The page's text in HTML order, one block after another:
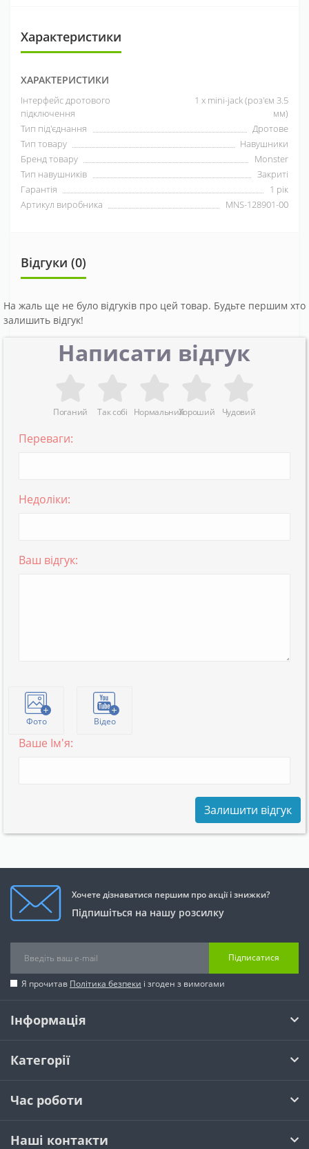
Характеристики
ХАРАКТЕРИСТИКИ
Інтерфейс дротового
підключення
1 x mini-jack (роз'єм 3.5
мм)
Тип під'єднання
Дротове
Тип товару
Навушники
Бренд товару
Monster
Тип навушників
Закриті
Гарантія
1 рік
Артикул виробника
MNS-128901-00
Відгуки (0)
На жаль ще не було відгуків про цей товар. Будьте першим хто
залишить відгук!
Написати відгук
Поганий Так собі НормальнийХороший Чудовий
Переваги:
Недоліки:
Ваш відгук:
Фото Відео
Ваше Ім'я:
Залишити відгук
Хочете дізнаватися першим про акції і знижки?
Підпишіться на нашу розсилку
Підписатися
Я прочитав Політика безпеки і згоден з вимогами
Інформація
Категорії
Час роботи
Наші контакти